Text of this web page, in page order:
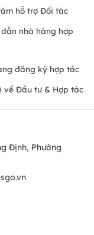
hỗ trợ Đối tác
dẫn nhà hàng hợp
đăng ký hợp tác
về Đầu tư & Hợp tác
Định, Phường